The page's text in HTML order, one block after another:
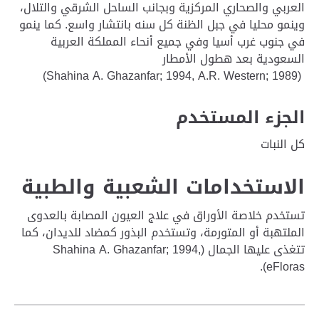
العربي والصحاري المركزية وبجانب الساحل الشرقي والتلال،
وينمو محليا في جبل الظنة كل سنه بانتشار واسع. كما ينمو
في جنوب غرب أسيا وفي جميع أنحاء المملكة العربية
السعودية بعد هطول الأمطار
(Shahina A. Ghazanfar; 1994, A.R. Western; 1989)
الجزء المستخدم
كل النبات
الاستخدامات الشعبية والطبية
تستخدم خلاصة الأوراق في علاج العيون المصابة بالعدوى
الملتهبة أو المتورمة، وتستخدم البذور كمضاد للديدان، كما
تتغذى عليها الجمال (Shahina A. Ghazanfar; 1994,
eFloras).